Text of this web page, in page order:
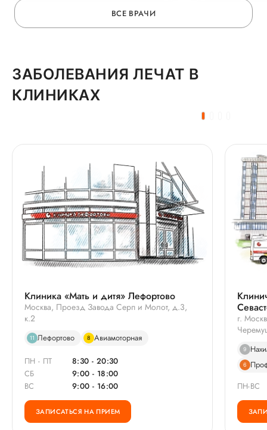
ВСЕ ВРАЧИ
ЗАБОЛЕВАНИЯ ЛЕЧАТ В
КЛИНИКАХ
Клиника «Мать и дитя» Лефортово
Москва, Проезд Завода Серп и Молот, д.3,
к.2
11 Лефортово 8 Авиамоторная
ПН - ПТ
8:30 - 20:30
СБ
9:00 - 18:00
ВС
9:00 - 16:00
ЗАПИСАТЬСЯ НА ПРИЕМ
г.
9
6
ПН-ВС